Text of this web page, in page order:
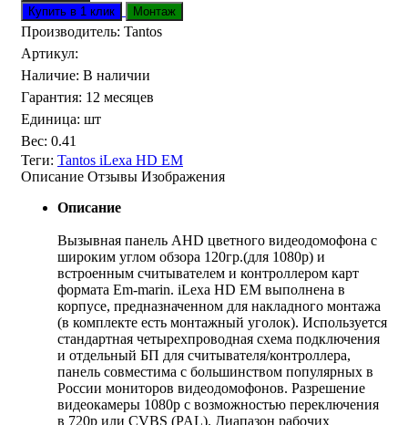
Производитель: Tantos
Артикул:
Наличие: В наличии
Гарантия: 12 месяцев
Единица: шт
Вес: 0.41
Теги: Tantos iLexa HD EM
Описание Отзывы Изображения
Описание
Вызывная панель AHD цветного видеодомофона с
широким углом обзора 120гр.(для 1080p) и
встроенным считывателем и контроллером карт
формата Em-marin. iLexa HD EM выполнена в
корпусе, предназначенном для накладного монтажа
(в комплекте есть монтажный уголок). Используется
стандартная четырехпроводная схема подключения
и отдельный БП для считывателя/контроллера,
панель совместима с большинством популярных в
России мониторов видеодомофонов. Разрешение
видеокамеры 1080р с возможностью переключения
в 720p или CVBS (PAL). Диапазон рабочих